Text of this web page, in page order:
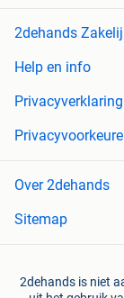
2dehands
Help en info
Privacyverklaring
Over 2dehands
Sitemap
2dehands is niet